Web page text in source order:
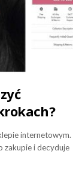
internetowym.
zakupie i decyduje